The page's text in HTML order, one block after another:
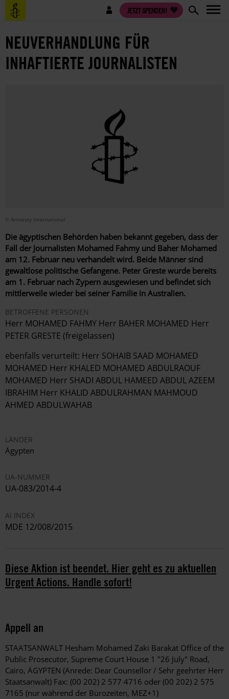
Direkt
zum
Benutzermenü JETZT SPENDEN!
NEUVERHANDLUNG FÜR
INHAFTIERTE JOURNALISTEN
© Amnesty International
Die ägyptischen Behörden haben bekannt gegeben, dass der
Fall der Journalisten Mohamed Fahmy und Baher Mohamed
am 12. Februar neu verhandelt wird. Beide Männer sind
gewaltlose politische Gefangene. Peter Greste wurde bereits
am 1. Februar nach Zypern ausgewiesen und befindet sich
mittlerweile wieder bei seiner Familie in Australien.
BETROFFENE PERSONEN
Herr MOHAMED FAHMY Herr BAHER MOHAMED Herr
PETER GRESTE (freigelassen)
ebenfalls verurteilt: Herr SOHAIB SAAD MOHAMED
MOHAMED Herr KHALED MOHAMED ABDULRAOUF
MOHAMED Herr SHADI ABDUL HAMEED ABDUL AZEEM
IBRAHIM Herr KHALID ABDULRAHMAN MAHMOUD
AHMED ABDULWAHAB
LÄNDER
Ägypten
UA-NUMMER
UA-083/2014-4
AI INDEX
MDE 12/008/2015
Diese Aktion ist beendet. Hier geht es zu aktuellen
Urgent Actions. Handle sofort!
Appell an
STAATSANWALT Hesham Mohamed Zaki Barakat Office of the
Public Prosecutor, Supreme Court House 1 "26 July" Road,
Cairo, ÄGYPTEN (Anrede: Dear Counsellor / Sehr geehrter Herr
Staatsanwalt) Fax: (00 202) 2 577 4716 oder (00 202) 2 575
7165 (nur während der Bürozeiten, MEZ+1)